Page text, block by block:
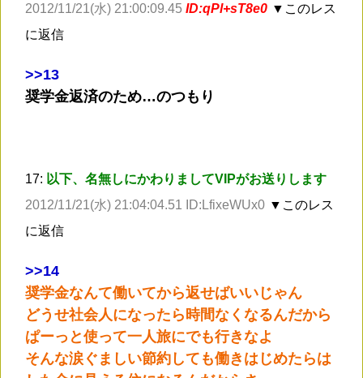
2012/11/21(水) 21:00:09.45 ID:qPl+sT8e0 ▼このレス
に返信
>>13
奨学金返済のため…のつもり
17: 以下、名無しにかわりましてVIPがお送りします
2012/11/21(水) 21:04:04.51 ID:LfixeWUx0 ▼このレス
に返信
>>14
奨学金なんて働いてから返せばいいじゃん
どうせ社会人になったら時間なくなるんだから
ぱーっと使って一人旅にでも行きなよ
そんな涙ぐましい節約しても働きはじめたらは